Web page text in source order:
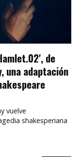
de
una adaptación
vuelve
shakesperiana